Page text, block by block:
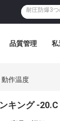
品質管理 私
動作温度
キング -